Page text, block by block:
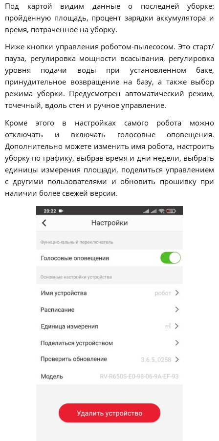
Под картой видим данные о последней уборке:
пройденную площадь, процент зарядки аккумулятора и
время, потраченное на уборку.
Ниже кнопки управления роботом-пылесосом. Это старт/
пауза, регулировка мощности всасывания, регулировка
уровня подачи воды при установленном баке,
принудительное возвращение на базу, а также выбор
режима уборки. Предусмотрен автоматический режим,
точечный, вдоль стен и ручное управление.
Кроме этого в настройках самого робота можно
отключать и включать голосовые оповещения.
Дополнительно можете изменить имя робота, настроить
уборку по графику, выбрав время и дни недели, выбрать
единицы измерения площади, поделиться управлением
с другими пользователями и обновить прошивку при
наличии более свежей версии.